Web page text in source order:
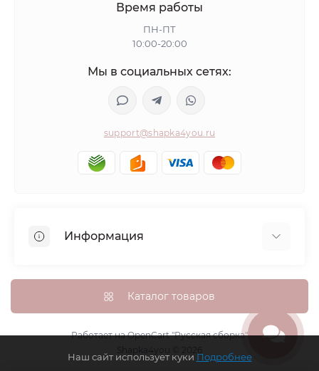
Время работы
ПН-ПТ
10:00-20:00
Мы в социальных сетях:
support@shapka4you.ru
Информация
Доставка, оплата и бонусные баллы
Гарантия возврата
Политика конфиденциальности
Контакты
Каталог товаров
Работает наOpenCart "Русская сборка"
Наш сайт использует куки Подробнее